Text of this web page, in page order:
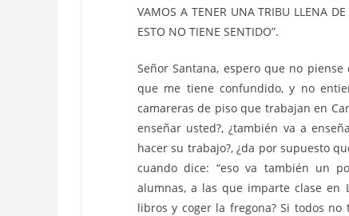
VAMOS A TENER UNA TRIBU LLENA
ESTO NO TIENE SENTIDO”.
Señor Santana, espero que no
que me tiene confundido, y no
camareras de piso que trabajan en
enseñar usted?, ¿también va a
hacer su trabajo?, ¿da por supuesto
cuando dice: “eso va también un
alumnas, a las que imparte clase en
libros y coger la fregona? Si todos